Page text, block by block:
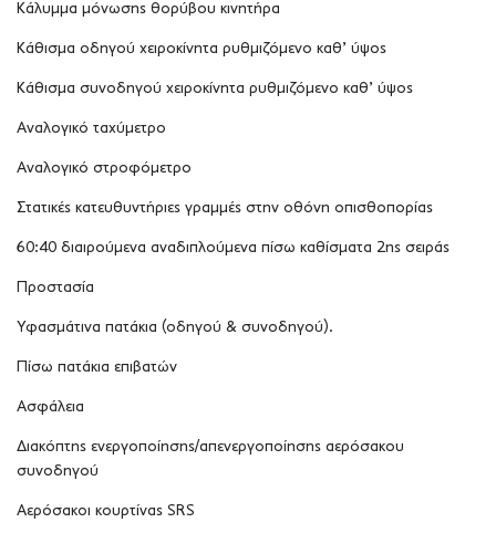
Κάλυμμα μόνωσης θορύβου κινητήρα
Κάθισμα οδηγού χειροκίνητα ρυθμιζόμενο καθ’ ύψος
Κάθισμα συνοδηγού χειροκίνητα ρυθμιζόμενο καθ’ ύψος
Αναλογικό ταχύμετρο
Αναλογικό στροφόμετρο
Στατικές κατευθυντήριες γραμμές στην οθόνη οπισθοπορίας
60:40 διαιρούμενα αναδιπλούμενα πίσω καθίσματα 2ης σειράς
Προστασία
Υφασμάτινα πατάκια (οδηγού & συνοδηγού).
Πίσω πατάκια επιβατών
Ασφάλεια
Διακόπτης ενεργοποίησης/απενεργοποίησης αερόσακου
συνοδηγού
Αερόσακοι κουρτίνας SRS